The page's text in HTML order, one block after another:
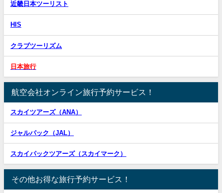
近畿日本ツーリスト
HIS
クラブツーリズム
日本旅行
航空会社オンライン旅行予約サービス！
スカイツアーズ（ANA）
ジャルパック（JAL）
スカイパックツアーズ（スカイマーク）
その他お得な旅行予約サービス！